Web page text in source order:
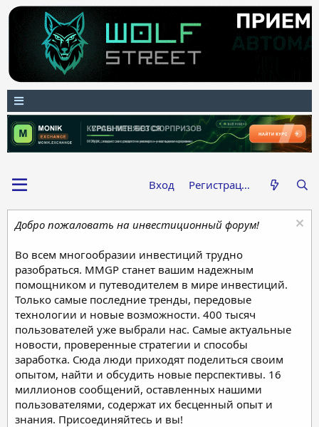
Вход Регистрация
Добро пожаловать на инвестиционный форум!
Во всем многообразии инвестиций трудно
разобраться. MMGP станет вашим надежным
помощником и путеводителем в мире инвестиций.
Только самые последние тренды, передовые
технологии и новые возможности. 400 тысяч
пользователей уже выбрали нас. Самые актуальные
новости, проверенные стратегии и способы
заработка. Сюда люди приходят поделиться своим
опытом, найти и обсудить новые перспективы. 16
миллионов сообщений, оставленных нашими
пользователями, содержат их бесценный опыт и
знания. Присоединяйтесь и вы!